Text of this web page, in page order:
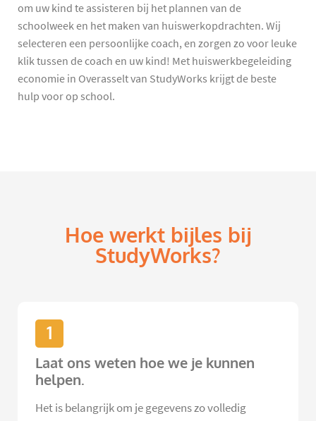
om uw kind te assisteren bij het plannen van de
schoolweek en het maken van huiswerkopdrachten. Wij
selecteren een persoonlijke coach, en zorgen zo voor leuke
klik tussen de coach en uw kind! Met huiswerkbegeleiding
economie in Overasselt van StudyWorks krijgt de beste
hulp voor op school.
Hoe werkt bijles bij
StudyWorks?
1
Laat ons weten hoe we je kunnen
helpen.
Het is belangrijk om je gegevens zo volledig